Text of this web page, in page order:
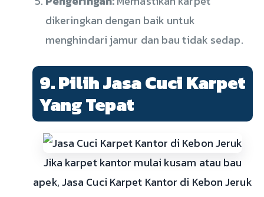
dikeringkan dengan baik untuk
menghindari jamur dan bau tidak sedap.
9. Pilih Jasa Cuci Karpet
Yang Tepat
Jika karpet kantor mulai kusam atau bau
apek, Jasa Cuci Karpet Kantor di Kebon Jeruk